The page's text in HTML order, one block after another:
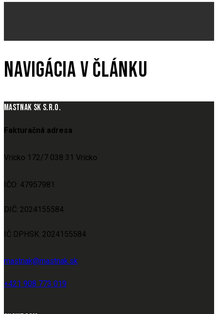
NAVIGÁCIA V ČLÁNKU
MASTNAK SK S.R.O.
Fakturačná adresa
Vrícko 172/7 038 31 Vrícko
IČO: 47957981
DIČ: 2024155584
IČ DPHSK: 2024155584
mastnak@mastnak.sk
+421 908 773 019